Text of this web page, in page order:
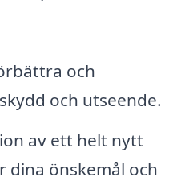
och
och utseende.
av ett helt nytt
dina önskemål och